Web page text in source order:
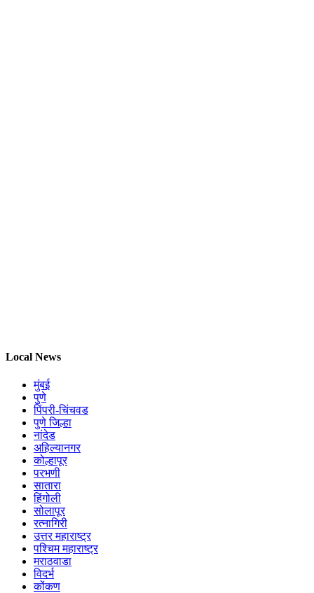
Local News
मुंबई
पुणे
पिंपरी-चिंचवड
पुणे जिल्हा
नांदेड
अहिल्यानगर
कोल्हापूर
परभणी
सातारा
हिंगोली
सोलापूर
रत्नागिरी
उत्तर महाराष्ट्र
पश्चिम महाराष्ट्र
मराठवाडा
विदर्भ
कोंकण